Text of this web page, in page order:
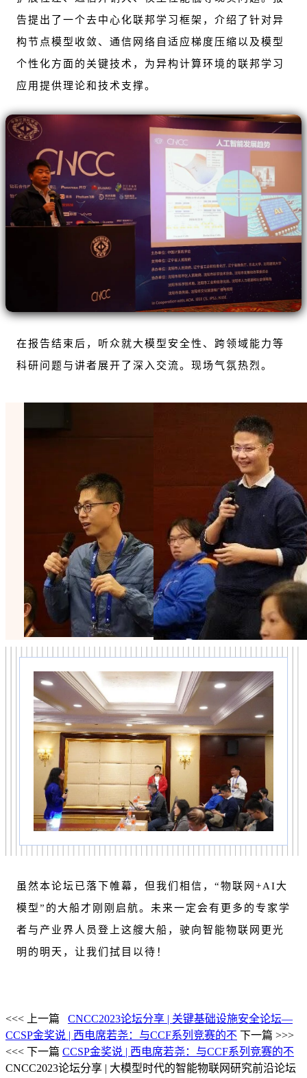
告提出了一个去中心化联邦学习框架，介绍了针对异
构节点模型收敛、通信网络自适应梯度压缩以及模型
个性化方面的关键技术，为异构计算环境的联邦学习
应用提供理论和技术支撑。
在报告结束后，听众就大模型安全性、跨领域能力等
科研问题与讲者展开了深入交流。现场气氛热烈。
虽然本论坛已落下帷幕，但我们相信，“物联网+AI大
模型”的大船才刚刚启航。未来一定会有更多的专家学
者与产业界人员登上这艘大船，驶向智能物联网更光
明的明天，让我们拭目以待！
<<< 上一篇
CNCC2023论坛分享 | 关键基础设施安全论坛—
CCSP金奖说 | 西电席若尧：与CCF系列竞赛的不 下一篇 >>>
<<< 下一篇 CCSP金奖说 | 西电席若尧：与CCF系列竞赛的不
CNCC2023论坛分享 | 大模型时代的智能物联网研究前沿论坛